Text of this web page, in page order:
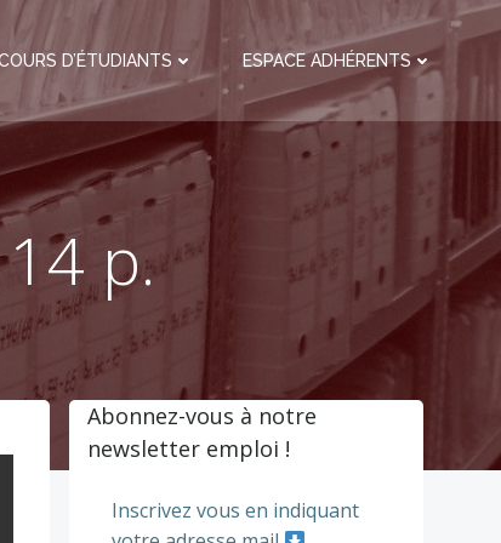
D’ÉTUDIANTS ESPACE ADHÉRENTS
p.
Abonnez-vous à notre
newsletter emploi !
Inscrivez vous en indiquant